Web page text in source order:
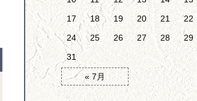
« 7月
17
18 19 20 21 22
24
25 26 27 28 29
31